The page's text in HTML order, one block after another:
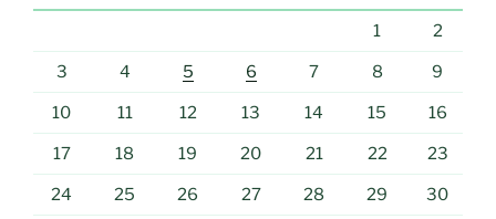
1 2
3 4 5 6 7 8 9
10 11 12 13 14 15 16
17 18 19 20 21 22 23
24 25 26 27 28 29 30